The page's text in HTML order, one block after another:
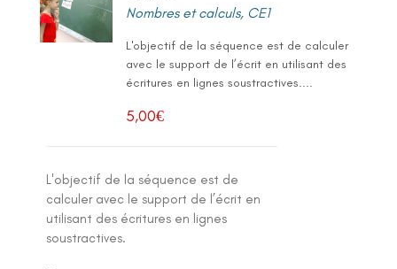
Nombres et calculs, CE1
L'objectif de la séquence est de calculer
avec le support de l’écrit en utilisant des
écritures en lignes soustractives....
5,00€
L'objectif de la séquence est de
calculer avec le support de l’écrit en
utilisant des écritures en lignes
soustractives.